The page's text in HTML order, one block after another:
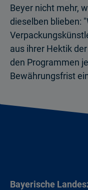
Beyer nicht mehr,
dieselben blieben:
aus ihrer Hektik
den Programmen
Bewährungsfrist
Bayerische